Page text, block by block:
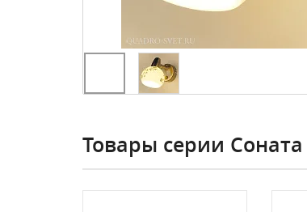
Товары серии Соната